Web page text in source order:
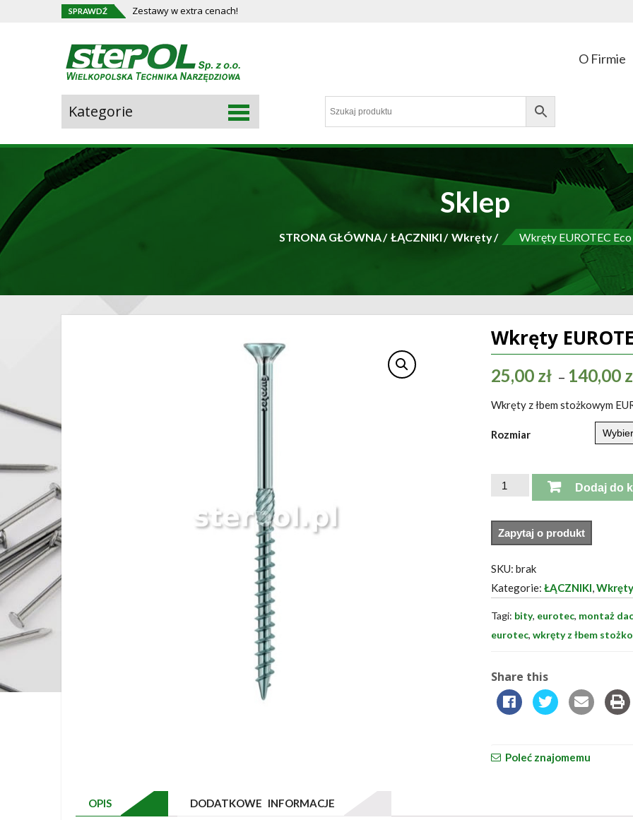
SPRAWDŹ Zestawy w extra cenach!
O Firmie
Kategorie
Sklep
STRONA GŁÓWNA ŁĄCZNIKI Wkręty Wkręty EUROTEC Eco
Wkręty
25,00 zł – 140,00
Wkręty z łbem stożkowym
Rozmiar
ilość
EUROTEC
Eco
Dodaj do
SKU: brak
Kategorie: ŁĄCZNIKI,Wkręty
Tagi: bity, eurotec, montaż
eurotec, wkręty z łbem
Share this
Poleć znajomemu
OPIS DODATKOWE INFORMACJE